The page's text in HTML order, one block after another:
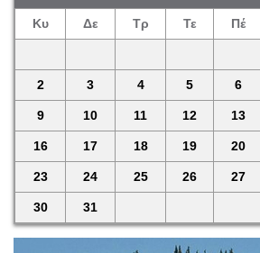
Κυ Δε Τρ Τε Πέ
2 3 4 5 6
9 10 11 12 13
16 17 18 19 20
23 24 25 26 27
30 31